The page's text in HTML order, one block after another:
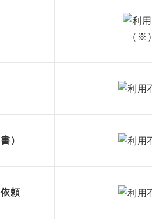
（※）
）
頼